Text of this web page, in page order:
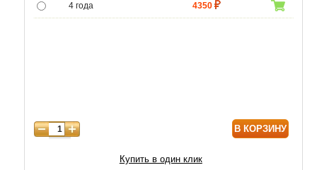
4 года 4350
В КОРЗИНУ
Купить в один клик